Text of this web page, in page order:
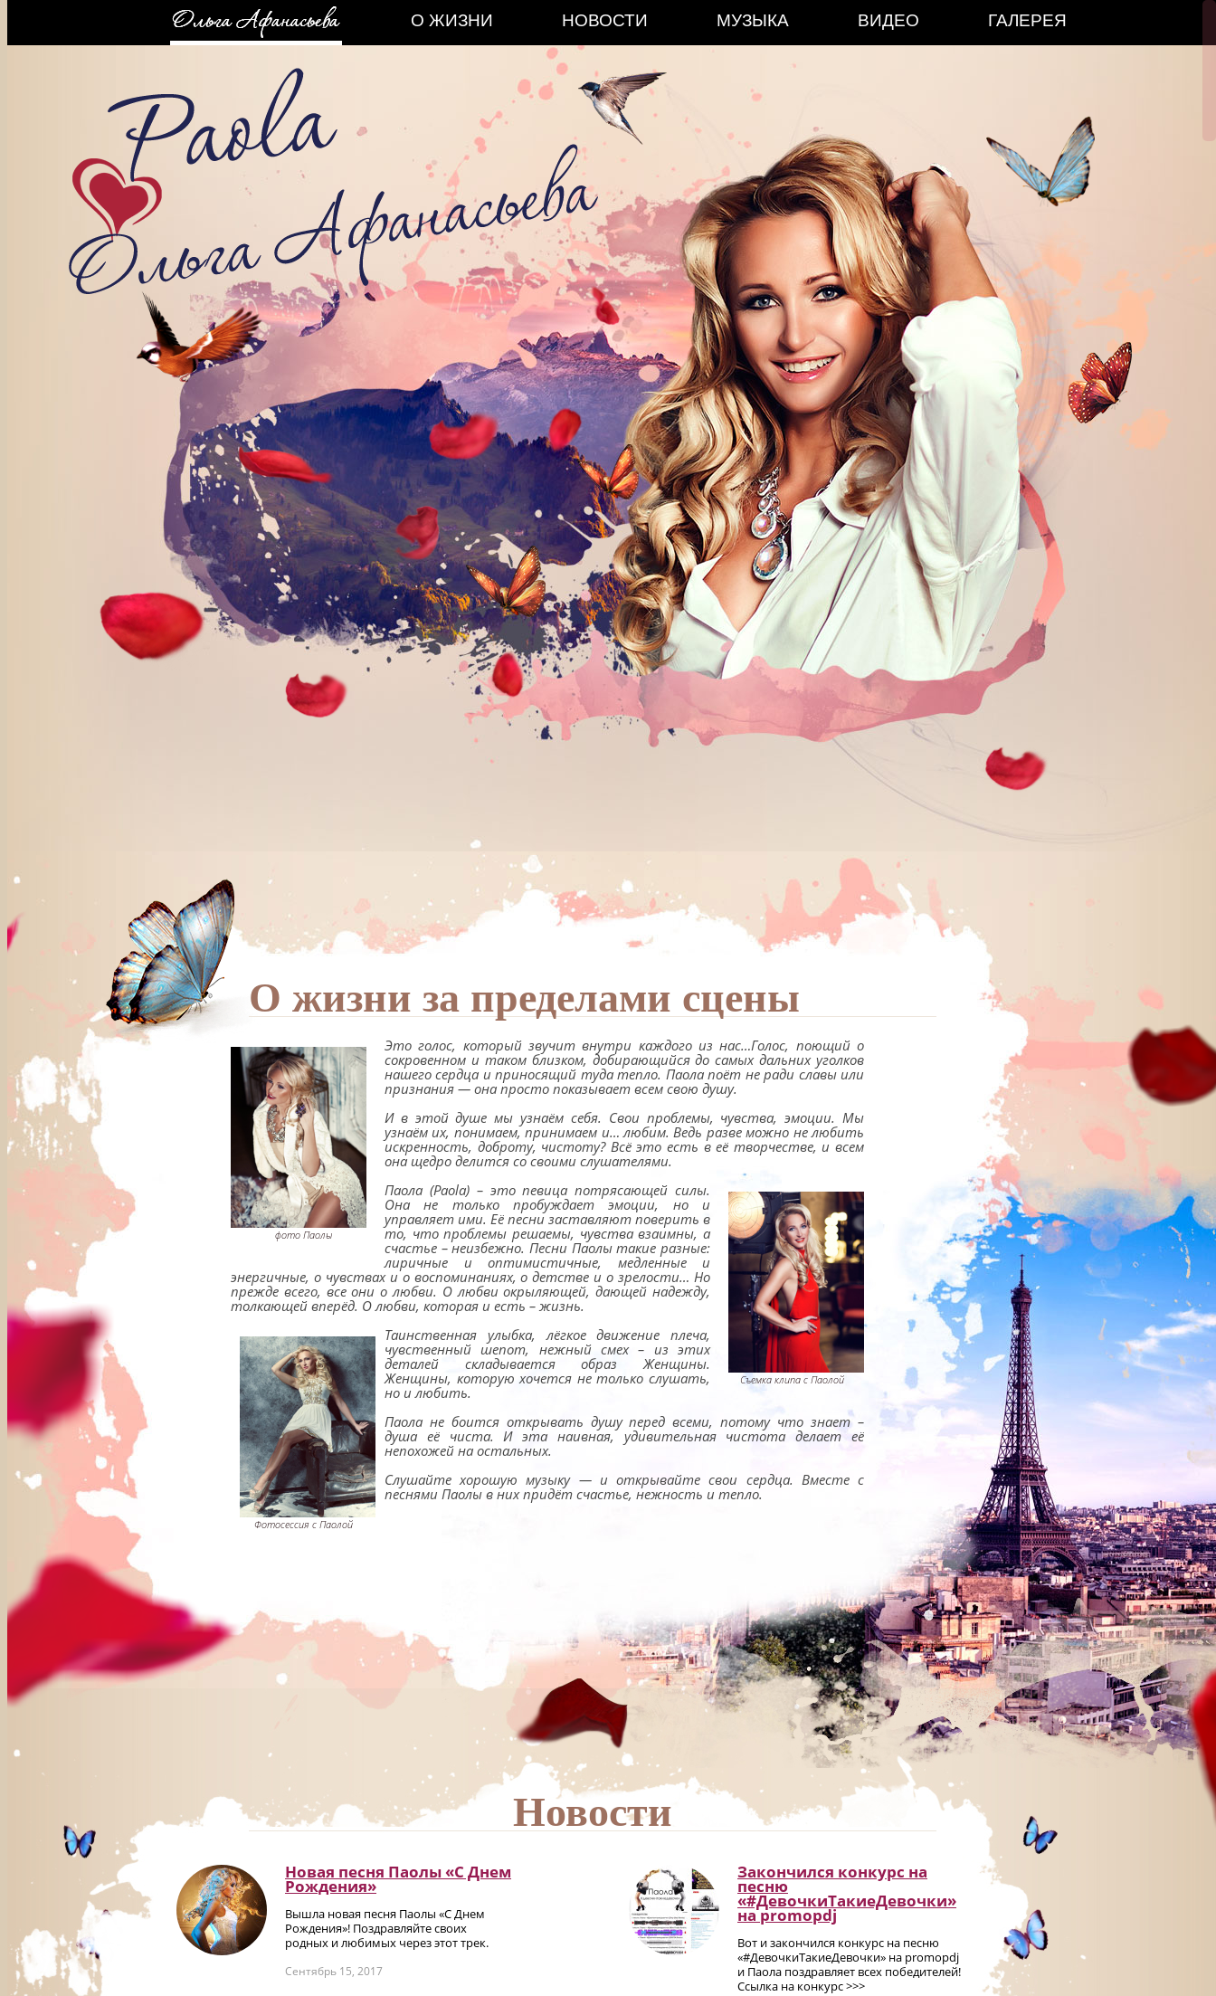
О ЖИЗНИ НОВОСТИ МУЗЫКА ВИДЕО ГАЛЕРЕЯ
О жизни за пределами сцены
фото Паолы
Это голос, который звучит внутри каждого из нас…Голос, поющий о
сокровенном и таком близком, добирающийся до самых дальних уголков
нашего сердца и приносящий туда тепло. Паола поёт не ради славы или
признания — она просто показывает всем свою душу.
И в этой душе мы узнаём себя. Свои проблемы, чувства, эмоции. Мы
узнаём их, понимаем, принимаем и… любим. Ведь разве можно не любить
искренность, доброту, чистоту? Всё это есть в её творчестве, и всем
она щедро делится со своими слушателями.
Съемка клипа с Паолой
Паола (Paola) – это певица потрясающей силы.
Она не только пробуждает эмоции, но и
управляет ими. Её песни заставляют поверить в
то, что проблемы решаемы, чувства взаимны, а
счастье – неизбежно. Песни Паолы такие разные:
лиричные и оптимистичные, медленные и
энергичные, о чувствах и о воспоминаниях, о детстве и о зрелости… Но
прежде всего, все они о любви. О любви окрыляющей, дающей надежду,
толкающей вперёд. О любви, которая и есть – жизнь.
Фотосессия с Паолой
Таинственная улыбка, лёгкое движение плеча,
чувственный шепот, нежный смех – из этих
деталей складывается образ Женщины.
Женщины, которую хочется не только слушать,
но и любить.
Паола не боится открывать душу перед всеми, потому что знает –
душа её чиста. И эта наивная, удивительная чистота делает её
непохожей на остальных.
Слушайте хорошую музыку — и открывайте свои сердца. Вместе с
песнями Паолы в них придёт счастье, нежность и тепло.
Новости
Новая песня Паолы «С Днем
Рождения»
Вышла новая песня Паолы «С Днем
Рождения»! Поздравляйте своих
родных и любимых через этот трек.
Сентябрь 15, 2017
Закончился конкурс на
песню
«#ДевочкиТакиеДевочки»
на promоpdj
Вот и закончился конкурс на песню
«#ДевочкиТакиеДевочки» на promоpdj
и Паола поздравляет всех победителей!
Ссылка на конкурс >>>